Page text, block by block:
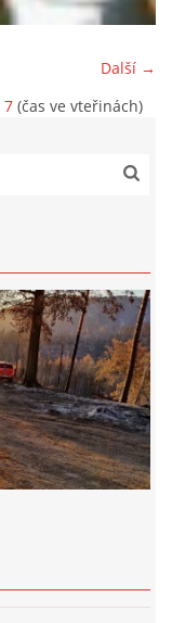
Další →
7 (čas ve vteřinách)